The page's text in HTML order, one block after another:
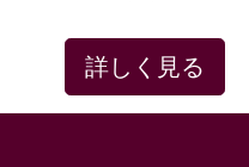
詳しく見る